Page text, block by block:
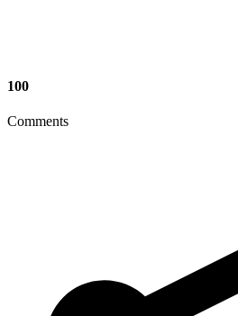
100
Comments